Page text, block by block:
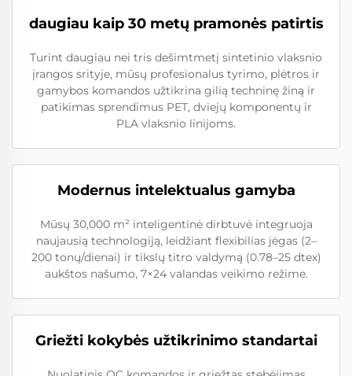
daugiau kaip 30 metų pramonės patirtis
Turint daugiau nei tris dešimtmetį sintetinio vlaksnio
įrangos srityje, mūsų profesionalus tyrimo, plėtros ir
gamybos komandos užtikrina gilią techninę žiną ir
patikimas sprendimus PET, dviejų komponentų ir
PLA vlaksnio linijoms.
Modernus intelektualus gamyba
Mūsų 30,000 m² inteligentinė dirbtuvė integruoja
naujausią technologiją, leidžiant flexibilias jėgas (2–
200 tonų/dienai) ir tikslų titro valdymą (0.78–25 dtex)
aukštos našumo, 7×24 valandas veikimo režime.
Griežti kokybės užtikrinimo standartai